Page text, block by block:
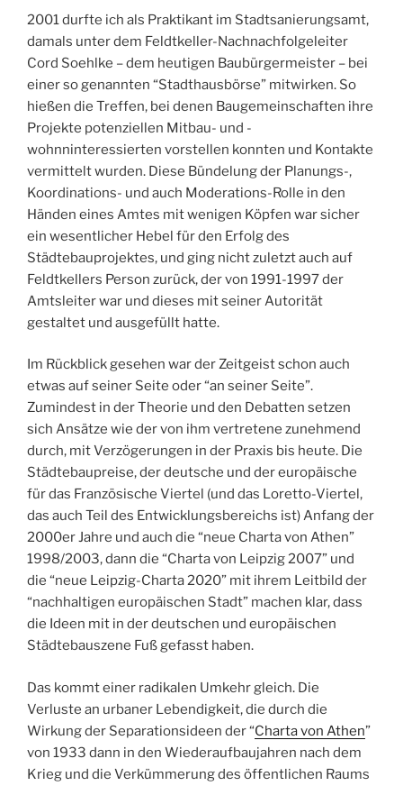
2001 durfte ich als Praktikant im Stadtsanierungsamt,
damals unter dem Feldtkeller-Nachnachfolgeleiter
Cord Soehlke – dem heutigen Baubürgermeister – bei
einer so genannten “Stadthausbörse” mitwirken. So
hießen die Treffen, bei denen Baugemeinschaften ihre
Projekte potenziellen Mitbau- und -
wohnninteressierten vorstellen konnten und Kontakte
vermittelt wurden. Diese Bündelung der Planungs-,
Koordinations- und auch Moderations-Rolle in den
Händen eines Amtes mit wenigen Köpfen war sicher
ein wesentlicher Hebel für den Erfolg des
Städtebauprojektes, und ging nicht zuletzt auch auf
Feldtkellers Person zurück, der von 1991-1997 der
Amtsleiter war und dieses mit seiner Autorität
gestaltet und ausgefüllt hatte.
Im Rückblick gesehen war der Zeitgeist schon auch
etwas auf seiner Seite oder “an seiner Seite”.
Zumindest in der Theorie und den Debatten setzen
sich Ansätze wie der von ihm vertretene zunehmend
durch, mit Verzögerungen in der Praxis bis heute. Die
Städtebaupreise, der deutsche und der europäische
für das Französische Viertel (und das Loretto-Viertel,
das auch Teil des Entwicklungsbereichs ist) Anfang der
2000er Jahre und auch die “neue Charta von Athen”
1998/2003, dann die “Charta von Leipzig 2007” und
die “neue Leipzig-Charta 2020” mit ihrem Leitbild der
“nachhaltigen europäischen Stadt” machen klar, dass
die Ideen mit in der deutschen und europäischen
Städtebauszene Fuß gefasst haben.
Das kommt einer radikalen Umkehr gleich. Die
Verluste an urbaner Lebendigkeit, die durch die
Wirkung der Separationsideen der “Charta von Athen”
von 1933 dann in den Wiederaufbaujahren nach dem
Krieg und die Verkümmerung des öffentlichen Raums